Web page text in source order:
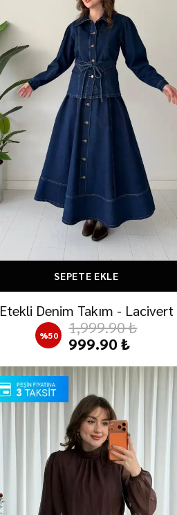
SEPETE EKLE
Etekli Denim Takım - Lacivert
%50
1,999.90 ₺
999.90 ₺